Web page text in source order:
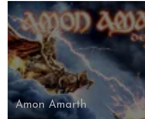
Berzerker Legion